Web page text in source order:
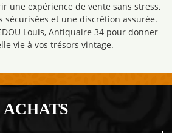
une expérience de vente sans stress,
sécurisées et une discrétion assurée.
Louis, Antiquaire 34 pour donner
vie à vos trésors vintage.
ACHATS